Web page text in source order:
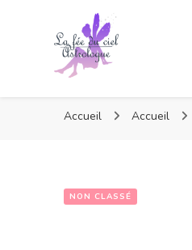
Accueil Accueil
NON CLASSÉ